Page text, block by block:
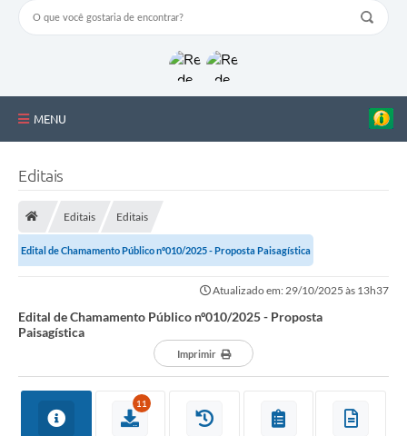
MENU
Estrutura Administrativa
Galeria de Vídeos
Editais
Editais Editais
Edital de Chamamento Público nº010/2025 - Proposta Paisagística
Atualizado em: 29/10/2025 às 13h37
Edital de Chamamento Público nº010/2025 - Proposta
Paisagística
Imprimir
11